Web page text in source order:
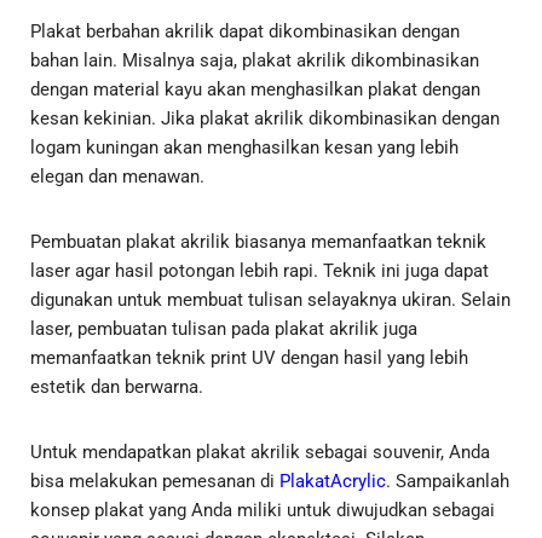
Plakat berbahan akrilik dapat dikombinasikan dengan
bahan lain. Misalnya saja, plakat akrilik dikombinasikan
dengan material kayu akan menghasilkan plakat dengan
kesan kekinian. Jika plakat akrilik dikombinasikan dengan
logam kuningan akan menghasilkan kesan yang lebih
elegan dan menawan.
Pembuatan plakat akrilik biasanya memanfaatkan teknik
laser agar hasil potongan lebih rapi. Teknik ini juga dapat
digunakan untuk membuat tulisan selayaknya ukiran. Selain
laser, pembuatan tulisan pada plakat akrilik juga
memanfaatkan teknik print UV dengan hasil yang lebih
estetik dan berwarna.
Untuk mendapatkan plakat akrilik sebagai souvenir, Anda
bisa melakukan pemesanan di PlakatAcrylic. Sampaikanlah
konsep plakat yang Anda miliki untuk diwujudkan sebagai